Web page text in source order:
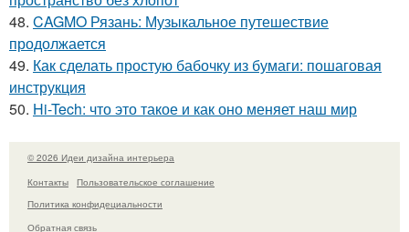
48. CAGMO Рязань: Музыкальное путешествие
продолжается
49. Как сделать простую бабочку из бумаги: пошаговая
инструкция
50. Hi-Tech: что это такое и как оно меняет наш мир
© 2026 Идеи дизайна интерьера
Контакты
Пользовательское соглашение
Политика конфидециальности
Обратная связь